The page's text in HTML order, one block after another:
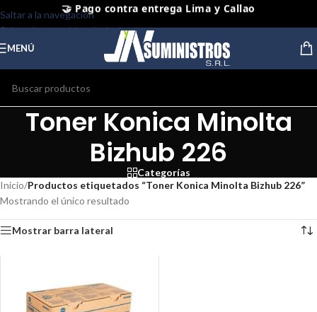
Saltar a la navegación
Saltar al contenido principal
⭐ Productos Originales y Nuevos
MENÚ
Toner Konica Minolta
Bizhub 226
Categorías
Inicio/Productos etiquetados “Toner Konica Minolta Bizhub 226”
Mostrando el único resultado
Mostrar barra lateral